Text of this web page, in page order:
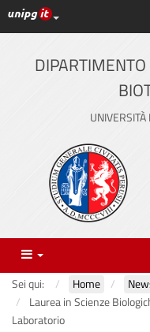
Vai
al
contenuto
principale
Link ai principali
Menu
Sei qui: Home
Laurea in Scienze
Laboratorio